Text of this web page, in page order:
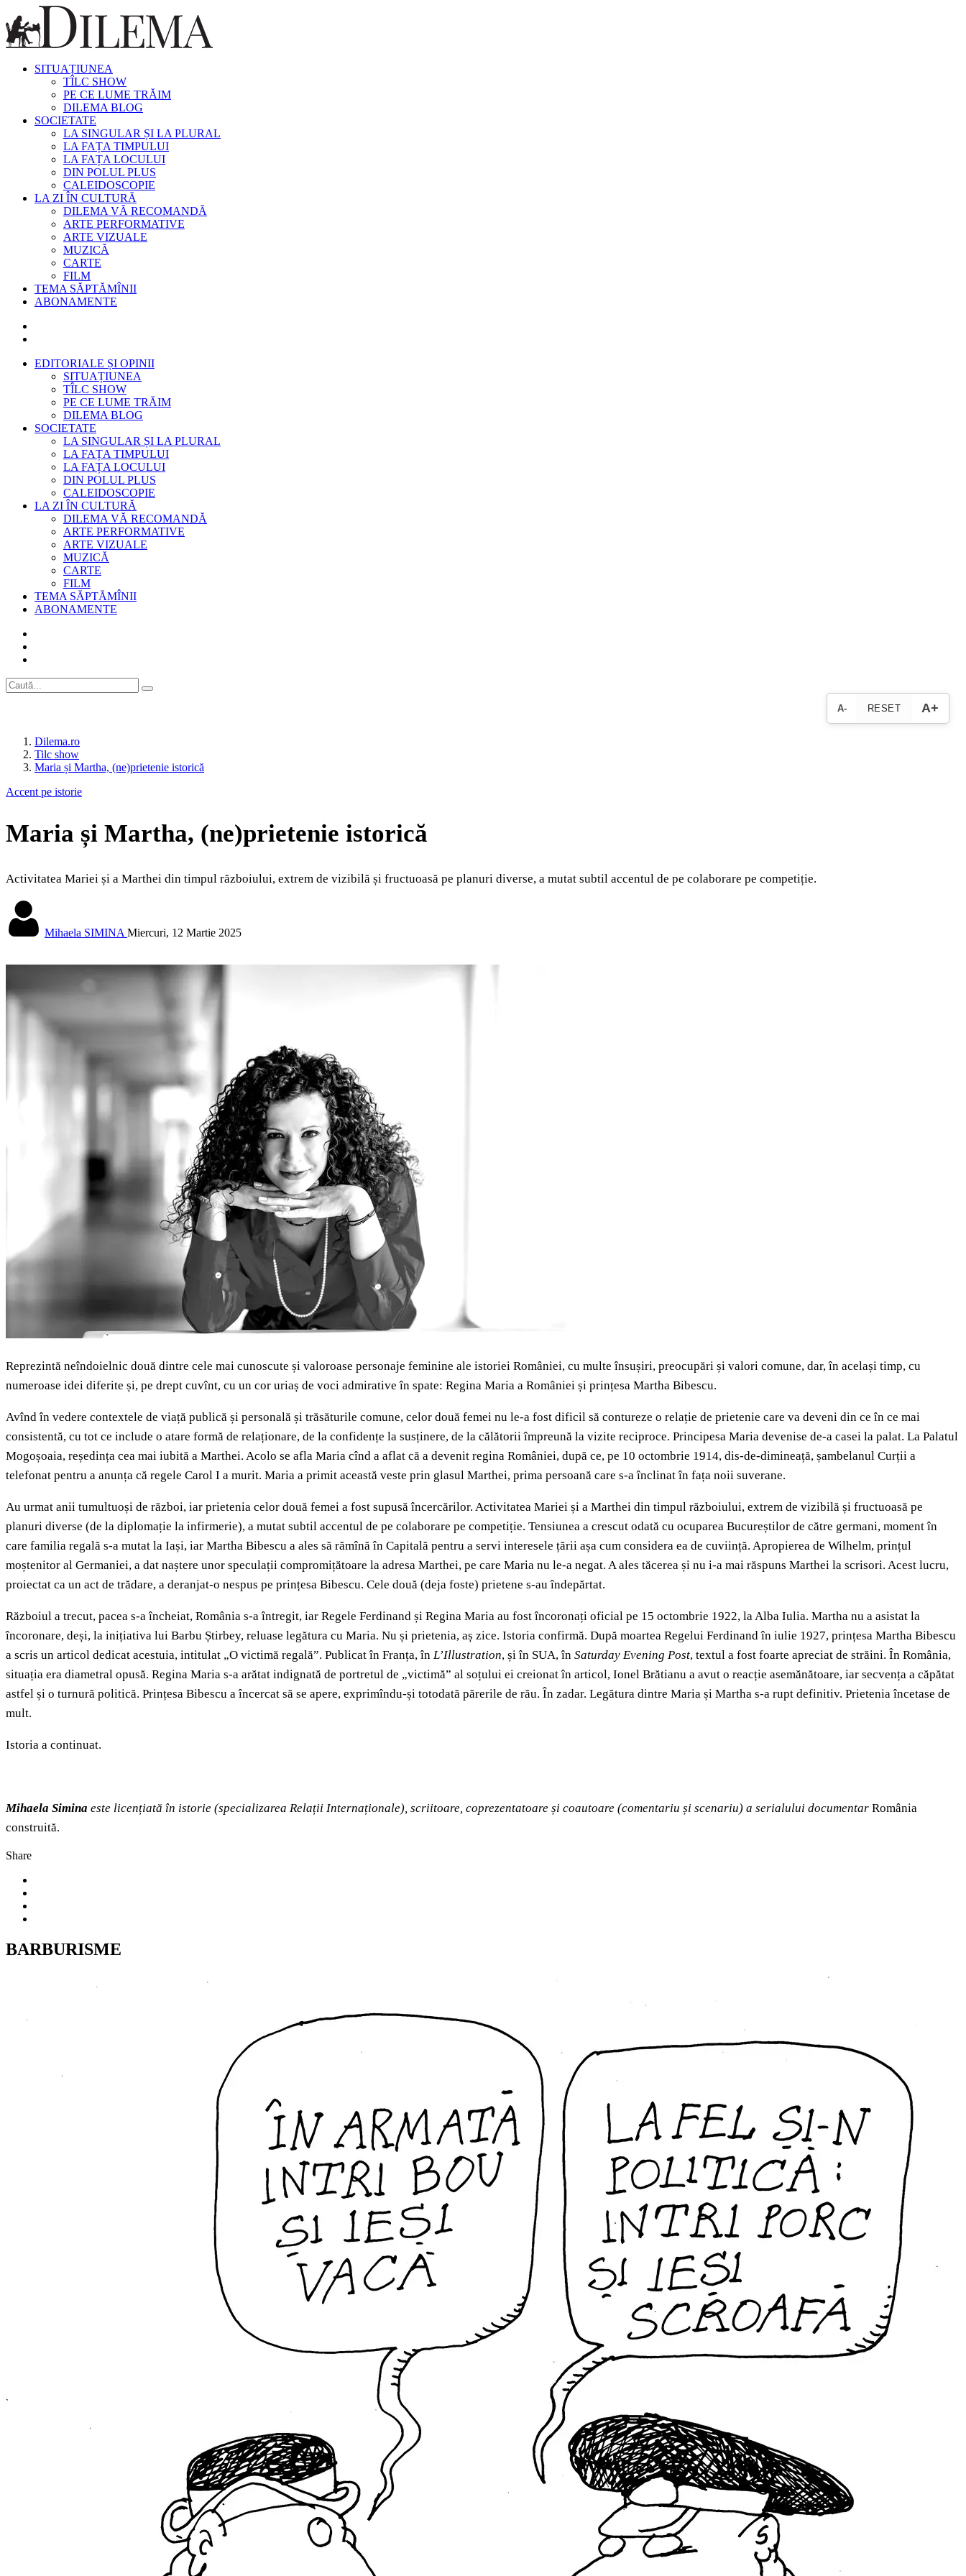
SITUAȚIUNEA
TÎLC SHOW
PE CE LUME TRĂIM
DILEMA BLOG
SOCIETATE
LA SINGULAR ȘI LA PLURAL
LA FAȚA TIMPULUI
LA FAȚA LOCULUI
DIN POLUL PLUS
CALEIDOSCOPIE
LA ZI ÎN CULTURĂ
DILEMA VĂ RECOMANDĂ
ARTE PERFORMATIVE
ARTE VIZUALE
MUZICĂ
CARTE
FILM
TEMA SĂPTĂMÎNII
ABONAMENTE
EDITORIALE ȘI OPINII
SITUAȚIUNEA
TÎLC SHOW
PE CE LUME TRĂIM
DILEMA BLOG
SOCIETATE
LA SINGULAR ȘI LA PLURAL
LA FAȚA TIMPULUI
LA FAȚA LOCULUI
DIN POLUL PLUS
CALEIDOSCOPIE
LA ZI ÎN CULTURĂ
DILEMA VĂ RECOMANDĂ
ARTE PERFORMATIVE
ARTE VIZUALE
MUZICĂ
CARTE
FILM
TEMA SĂPTĂMÎNII
ABONAMENTE
A- RESET A+
Dilema.ro
Tilc show
Maria și Martha, (ne)prietenie istorică
Accent pe istorie
Maria și Martha, (ne)prietenie istorică
Activitatea Mariei și a Marthei din timpul războiului, extrem de vizibilă și fructuoasă pe planuri diverse, a mutat subtil accentul de pe colaborare pe competiție.
Mihaela SIMINA Miercuri, 12 Martie 2025
Reprezintă neîndoielnic două dintre cele mai cunoscute și valoroase personaje feminine ale istoriei României, cu multe însușiri, preocupări și valori comune, dar, în același timp, cu
numeroase idei diferite și, pe drept cuvînt, cu un cor uriaș de voci admirative în spate: Regina Maria a României și prințesa Martha Bibescu.
Avînd în vedere contextele de viață publică și personală și trăsăturile comune, celor două femei nu le-a fost dificil să contureze o relație de prietenie care va deveni din ce în ce mai
consistentă, cu tot ce include o atare formă de relaționare, de la confidențe la susținere, de la călătorii împreună la vizite reciproce. Principesa Maria devenise de-a casei la palat. La Palatul
Mogoșoaia, reședința cea mai iubită a Marthei. Acolo se afla Maria cînd a aflat că a devenit regina României, după ce, pe 10 octombrie 1914, dis-de-dimineață, șambelanul Curții a
telefonat pentru a anunța că regele Carol I a murit. Maria a primit această veste prin glasul Marthei, prima persoană care s-a înclinat în fața noii suverane.
Au urmat anii tumultuoși de război, iar prietenia celor două femei a fost supusă încercărilor. Activitatea Mariei și a Marthei din timpul războiului, extrem de vizibilă și fructuoasă pe
planuri diverse (de la diplomație la infirmerie), a mutat subtil accentul de pe colaborare pe competiție. Tensiunea a crescut odată cu ocuparea Bucureștilor de către germani, moment în
care familia regală s-a mutat la Iași, iar Martha Bibescu a ales să rămînă în Capitală pentru a servi interesele țării așa cum considera ea de cuviință. Apropierea de Wilhelm, prințul
moștenitor al Germaniei, a dat naștere unor speculații compromițătoare la adresa Marthei, pe care Maria nu le-a negat. A ales tăcerea și nu i-a mai răspuns Marthei la scrisori. Acest lucru,
proiectat ca un act de trădare, a deranjat-o nespus pe prințesa Bibescu. Cele două (deja foste) prietene s-au îndepărtat.
Războiul a trecut, pacea s-a încheiat, România s-a întregit, iar Regele Ferdinand și Regina Maria au fost încoronați oficial pe 15 octombrie 1922, la Alba Iulia. Martha nu a asistat la
încoronare, deși, la inițiativa lui Barbu Știrbey, reluase legătura cu Maria. Nu și prietenia, aș zice. Istoria confirmă. După moartea Regelui Ferdinand în iulie 1927, prințesa Martha Bibescu
a scris un articol dedicat acestuia, intitulat „O victimă regală”. Publicat în Franța, în L’Illustration, și în SUA, în Saturday Evening Post, textul a fost foarte apreciat de străini. În România,
situația era diametral opusă. Regina Maria s-a arătat indignată de portretul de „victimă” al soțului ei creionat în articol, Ionel Brătianu a avut o reacție asemănătoare, iar secvența a căpătat
astfel și o turnură politică. Prințesa Bibescu a încercat să se apere, exprimîndu-și totodată părerile de rău. În zadar. Legătura dintre Maria și Martha s-a rupt definitiv. Prietenia încetase de
mult.
Istoria a continuat.
Mihaela Simina este licențiată în istorie (specializarea Relații Internaționale), scriitoare, coprezentatoare și coautoare (comentariu și scenariu) a serialului documentar România
construită.
Share
BARBURISME